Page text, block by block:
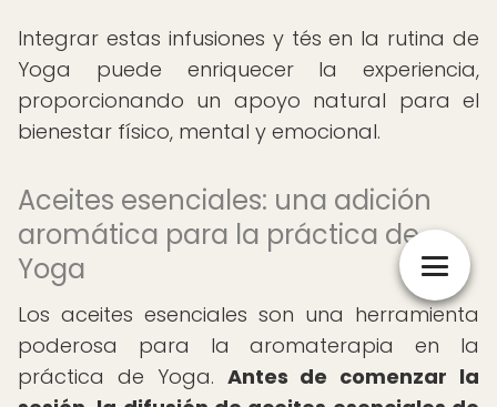
Integrar estas infusiones y tés en la rutina de
Yoga puede enriquecer la experiencia,
proporcionando un apoyo natural para el
bienestar físico, mental y emocional.
Aceites esenciales: una adición
aromática para la práctica de
Yoga
Los aceites esenciales son una herramienta
poderosa para la aromaterapia en la
práctica de Yoga. Antes de comenzar la